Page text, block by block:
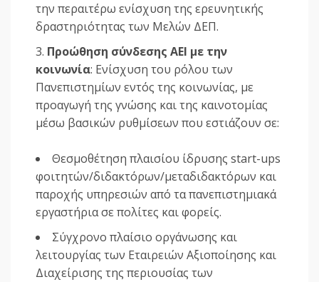
την περαιτέρω ενίσχυση της ερευνητικής
δραστηριότητας των Μελών ΔΕΠ.
Προώθηση σύνδεσης ΑΕΙ με την
κοινωνία: Ενίσχυση του ρόλου των
Πανεπιστημίων εντός της κοινωνίας, με
προαγωγή της γνώσης και της καινοτομίας
μέσω βασικών ρυθμίσεων που εστιάζουν σε:
Θεσμοθέτηση πλαισίου ίδρυσης start-ups
φοιτητών/διδακτόρων/μεταδιδακτόρων και
παροχής υπηρεσιών από τα πανεπιστημιακά
εργαστήρια σε πολίτες και φορείς.
Σύγχρονο πλαίσιο οργάνωσης και
λειτουργίας των Εταιρειών Αξιοποίησης και
Διαχείρισης της περιουσίας των